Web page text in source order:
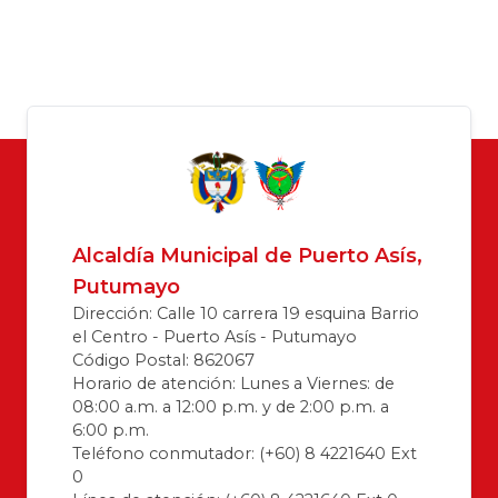
Alcaldía Municipal de Puerto Asís,
Putumayo
Dirección: Calle 10 carrera 19 esquina Barrio
el Centro - Puerto Asís - Putumayo
Código Postal: 862067
Horario de atención: Lunes a Viernes: de
08:00 a.m. a 12:00 p.m. y de 2:00 p.m. a
6:00 p.m.
Teléfono conmutador: (+60) 8 4221640 Ext
0